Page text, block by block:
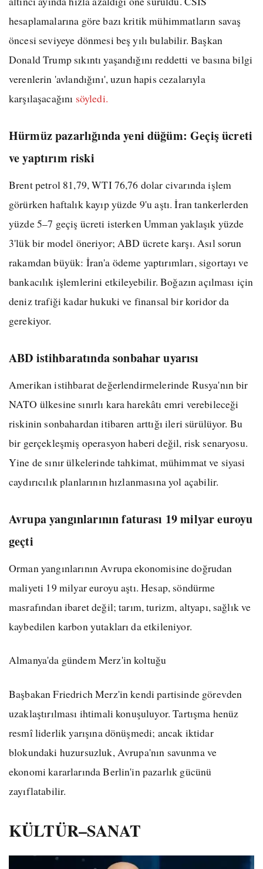
hesaplamalarına göre bazı kritik mühimmatların savaş
öncesi seviyeye dönmesi beş yılı bulabilir. Başkan
Donald Trump sıkıntı yaşandığını reddetti ve basına bilgi
verenlerin 'avlandığını', uzun hapis cezalarıyla
karşılaşacağını söyledi.
Hürmüz pazarlığında yeni düğüm: Geçiş ücreti
ve yaptırım riski
Brent petrol 81,79, WTI 76,76 dolar civarında işlem
görürken haftalık kayıp yüzde 9'u aştı. İran tankerlerden
yüzde 5–7 geçiş ücreti isterken Umman yaklaşık yüzde
3'lük bir model öneriyor; ABD ücrete karşı. Asıl sorun
rakamdan büyük: İran'a ödeme yaptırımları, sigortayı ve
bankacılık işlemlerini etkileyebilir. Boğazın açılması için
deniz trafiği kadar hukuki ve finansal bir koridor da
gerekiyor.
ABD istihbaratında sonbahar uyarısı
Amerikan istihbarat değerlendirmelerinde Rusya'nın bir
NATO ülkesine sınırlı kara harekâtı emri verebileceği
riskinin sonbahardan itibaren arttığı ileri sürülüyor. Bu
bir gerçekleşmiş operasyon haberi değil, risk senaryosu.
Yine de sınır ülkelerinde tahkimat, mühimmat ve siyasi
caydırıcılık planlarının hızlanmasına yol açabilir.
Avrupa yangınlarının faturası 19 milyar euroyu
geçti
Orman yangınlarının Avrupa ekonomisine doğrudan
maliyeti 19 milyar euroyu aştı. Hesap, söndürme
masrafından ibaret değil; tarım, turizm, altyapı, sağlık ve
kaybedilen karbon yutakları da etkileniyor.
Almanya'da gündem Merz'in koltuğu
Başbakan Friedrich Merz'in kendi partisinde görevden
uzaklaştırılması ihtimali konuşuluyor. Tartışma henüz
resmî liderlik yarışına dönüşmedi; ancak iktidar
blokundaki huzursuzluk, Avrupa'nın savunma ve
ekonomi kararlarında Berlin'in pazarlık gücünü
zayıflatabilir.
KÜLTÜR–SANAT